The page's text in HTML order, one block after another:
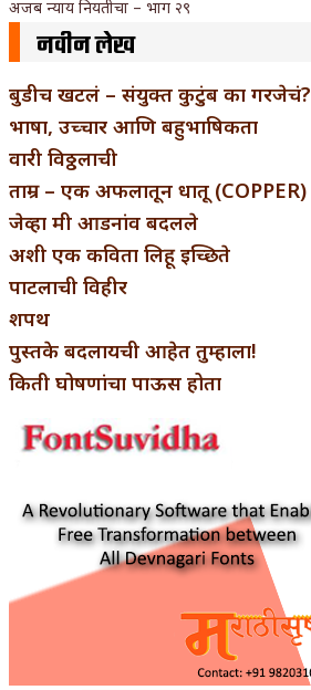
अजब न्याय नियतीचा – भाग २९
नवीन लेख
बुडीच खटलं – संयुक्त कुटुंब का गरजेचं?
भाषा, उच्चार आणि बहुभाषिकता
वारी विठ्ठलाची
ताम्र – एक अफलातून धातू (COPPER)
जेव्हा मी आडनांव बदलले
अशी एक कविता लिहू इच्छिते
पाटलाची विहीर
शपथ
पुस्तके बदलायची आहेत तुम्हाला!
किती घोषणांचा पाऊस होता